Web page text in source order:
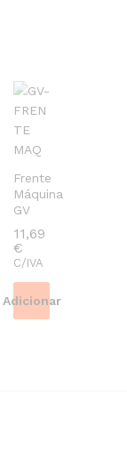
Frente
Máquina
GV
11,69
€
C/IVA
Adicionar